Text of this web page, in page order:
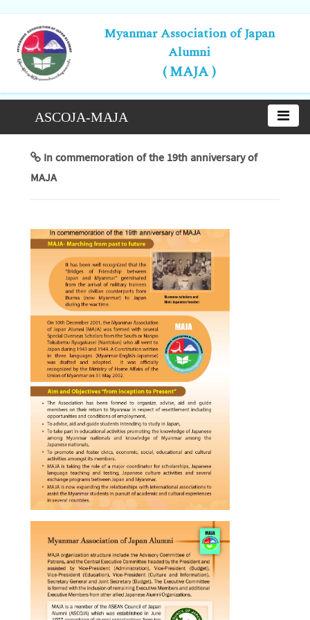
Myanmar Association of Japan
Alumni
( MAJA )
ASCOJA-MAJA
In commemoration of the 19th anniversary of
MAJA